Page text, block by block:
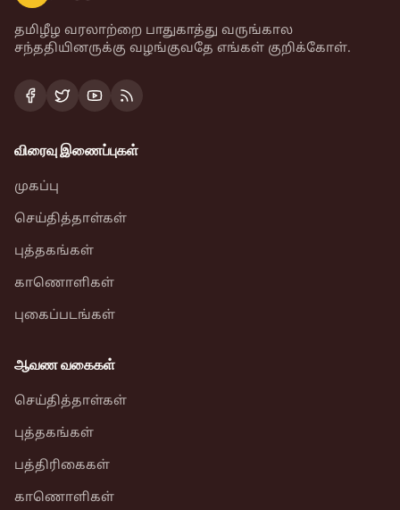
தமிழீழ வரலாற்றை பாதுகாத்து வருங்கால
சந்ததியினருக்கு வழங்குவதே எங்கள் குறிக்கோள்.
விரைவு இணைப்புகள்
முகப்பு
செய்தித்தாள்கள்
புத்தகங்கள்
காணொளிகள்
புகைப்படங்கள்
ஆவண வகைகள்
செய்தித்தாள்கள்
புத்தகங்கள்
பத்திரிகைகள்
காணொளிகள்